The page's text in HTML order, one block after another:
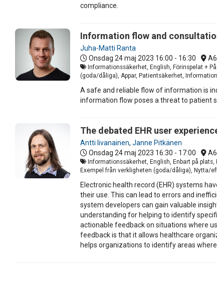
compliance.
Information flow and
Juha-Matti Ranta
Onsdag 24 maj 2023 16:00 - 16:30 A6
Informationssäkerhet, English, Förinspelat +
(goda/dåliga), Appar, Patientsäkerhet,
A safe and reliable flow of information is
information flow poses a threat to patient
The debated EHR user
Antti Iivanainen, Janne Pitkänen
Onsdag 24 maj 2023 16:30 - 17:00 A6
Informationssäkerhet, English, Enbart på
Exempel från verkligheten (goda/dåliga), Nytta/
Electronic health record (EHR) systems
their use. This can lead to errors and
system developers can gain valuable
understanding for helping to identify
actionable feedback on situations where
feedback is that it allows healthcare
helps organizations to identify areas